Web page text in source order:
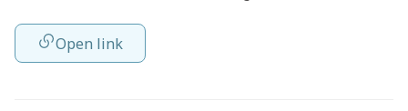
Open link